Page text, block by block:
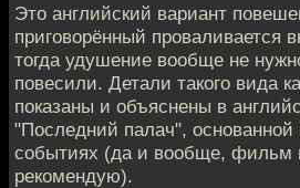
Это английский вариант
приговорённый проваливается
тогда удушение вообще не
повесили. Детали такого вида
показаны и объяснены в
"Последний палач", основанной
событиях (да и вообще, фильм
рекомендую).